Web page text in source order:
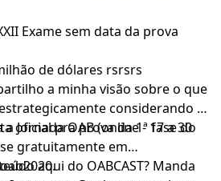
Exame sem data da prova
de dólares rsrsrs
a minha visão sobre o que
considerando o
oficial pra prova da 1ª fase do
Jornada OAB (online - 17 a 30
gratuitamente em
aqui do OABCAST? Manda